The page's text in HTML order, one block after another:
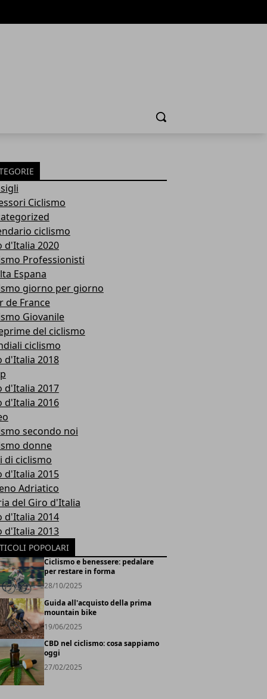
Cerca
Ciclismo
ciclismo
d'Italia 2020
Professionisti
Espana
giorno per giorno
de France
Giovanile
del ciclismo
ciclismo
d'Italia 2018
d'Italia 2017
d'Italia 2016
secondo noi
donne
di ciclismo
d'Italia 2015
Adriatico
del Giro d'Italia
d'Italia 2014
d'Italia 2013
POPOLARI
Ciclismo e benessere: pedalare
per restare in forma
28/10/2025
Guida all'acquisto della prima
mountain bike
19/06/2025
CBD nel ciclismo: cosa sappiamo
oggi
27/02/2025